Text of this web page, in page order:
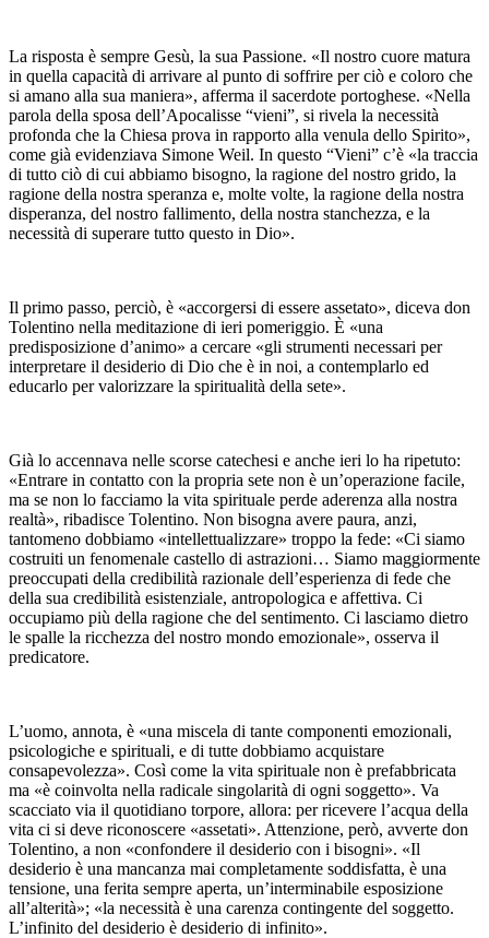
La risposta è sempre Gesù, la sua Passione. «Il nostro cuore matura
in quella capacità di arrivare al punto di soffrire per ciò e coloro che
si amano alla sua maniera», afferma il sacerdote portoghese. «Nella
parola della sposa dell’Apocalisse “vieni”, si rivela la necessità
profonda che la Chiesa prova in rapporto alla venula dello Spirito»,
come già evidenziava Simone Weil. In questo “Vieni” c’è «la traccia
di tutto ciò di cui abbiamo bisogno, la ragione del nostro grido, la
ragione della nostra speranza e, molte volte, la ragione della nostra
disperanza, del nostro fallimento, della nostra stanchezza, e la
necessità di superare tutto questo in Dio».
Il primo passo, perciò, è «accorgersi di essere assetato», diceva don
Tolentino nella meditazione di ieri pomeriggio. È «una
predisposizione d’animo» a cercare «gli strumenti necessari per
interpretare il desiderio di Dio che è in noi, a contemplarlo ed
educarlo per valorizzare la spiritualità della sete».
Già lo accennava nelle scorse catechesi e anche ieri lo ha ripetuto:
«Entrare in contatto con la propria sete non è un’operazione facile,
ma se non lo facciamo la vita spirituale perde aderenza alla nostra
realtà», ribadisce Tolentino. Non bisogna avere paura, anzi,
tantomeno dobbiamo «intellettualizzare» troppo la fede: «Ci siamo
costruiti un fenomenale castello di astrazioni… Siamo maggiormente
preoccupati della credibilità razionale dell’esperienza di fede che
della sua credibilità esistenziale, antropologica e affettiva. Ci
occupiamo più della ragione che del sentimento. Ci lasciamo dietro
le spalle la ricchezza del nostro mondo emozionale», osserva il
predicatore.
L’uomo, annota, è «una miscela di tante componenti emozionali,
psicologiche e spirituali, e di tutte dobbiamo acquistare
consapevolezza». Così come la vita spirituale non è prefabbricata
ma «è coinvolta nella radicale singolarità di ogni soggetto». Va
scacciato via il quotidiano torpore, allora: per ricevere l’acqua della
vita ci si deve riconoscere «assetati». Attenzione, però, avverte don
Tolentino, a non «confondere il desiderio con i bisogni». «Il
desiderio è una mancanza mai completamente soddisfatta, è una
tensione, una ferita sempre aperta, un’interminabile esposizione
all’alterità»; «la necessità è una carenza contingente del soggetto.
L’infinito del desiderio è desiderio di infinito».